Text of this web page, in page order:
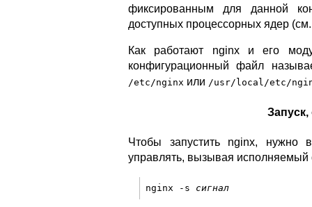
фиксированным для данной
доступных процессорных ядер
Как работают nginx и его
конфигурационный файл
/etc/nginx или /usr/local/etc/
Запуск,
Чтобы запустить nginx, нужно
управлять, вызывая
nginx -s сигнал